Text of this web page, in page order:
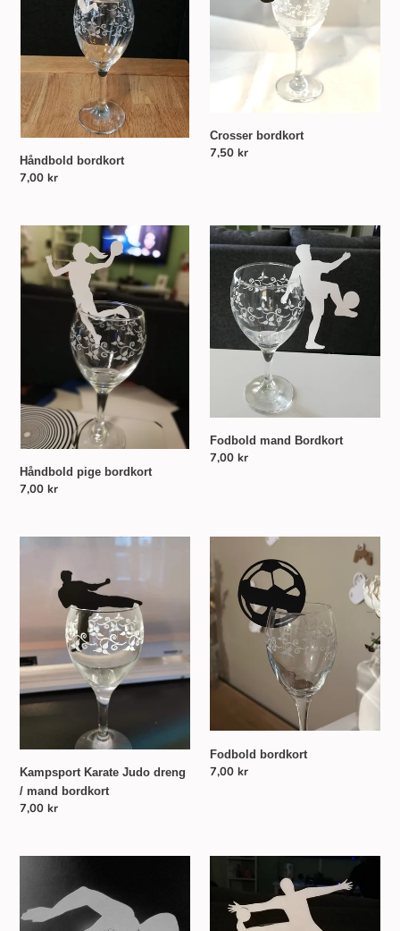
:
Håndbold bordkort
Normalpris
7,00 kr
Crosser bordkort
Normalpris
7,50 kr
Håndbold
pige
bordkort
Håndbold pige bordkort
Normalpris
7,00 kr
Fodbold
mand
Bordkort
Fodbold mand Bordkort
Normalpris
7,00 kr
mand
bordkort
Kampsport Karate Judo dreng
/ mand bordkort
Normalpris
7,00 kr
bordkort
Fodbold bordkort
Normalpris
7,00 kr
Håndbold
Målmand
(mand)
Bordkort